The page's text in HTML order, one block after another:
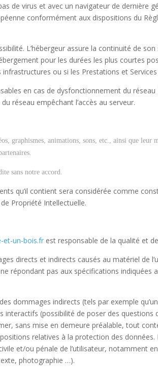
de virus et avec un navigateur de dernière
conformément aux dispositions du
L’hébergeur assure la continuité de
pour les durées les plus courtes
ou si les Prestations et
en cas de dysfonctionnement du
réseau empêchant l’accès au serveur.
graphismes, animations, sons, etc., ainsi que leur
sans notre accord.
qu’il contient sera considérée comme
Propriété Intellectuelle.
et-un-bois.fr est responsable de la qualité et
directs et indirects causés au matériel de
répondant pas aux spécifications indiquées
dommages indirects (tels par exemple
interactifs (possibilité de poser des questions
sans mise en demeure préalable, tout
relatives à la protection des
et/ou pénale de l’utilisateur, notamment
photographie …).